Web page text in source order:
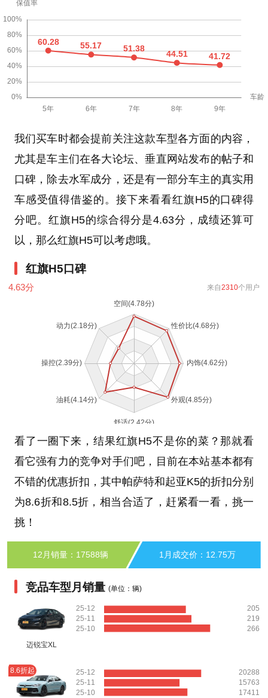
我们买车时都会提前关注这款车型各方面的内容，
尤其是车主们在各大论坛、垂直网站发布的帖子和
口碑，除去水军成分，还是有一部分车主的真实用
车感受值得借鉴的。接下来看看红旗H5的口碑得
分吧。红旗H5的综合得分是4.63分，成绩还算可
以，那么红旗H5可以考虑哦。
红旗H5口碑
4.63分 来自2310个用户
看了一圈下来，结果红旗H5不是你的菜？那就看
看它强有力的竞争对手们吧，目前在本站基本都有
不错的优惠折扣，其中帕萨特和起亚K5的折扣分别
为8.6折和8.5折，相当合适了，赶紧看一看，挑一
挑！
12月销量：17588辆 1月成交价：12.75万
竞品车型月销量 (单位：辆)
迈锐宝XL
25-12
25-11
25-10
205
219
266
8.6折起
25-12
25-11
25-10
20288
15763
17411